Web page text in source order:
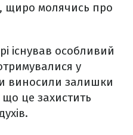
щиро молячись про
існував особливий
у
виносили залишки
це захистить